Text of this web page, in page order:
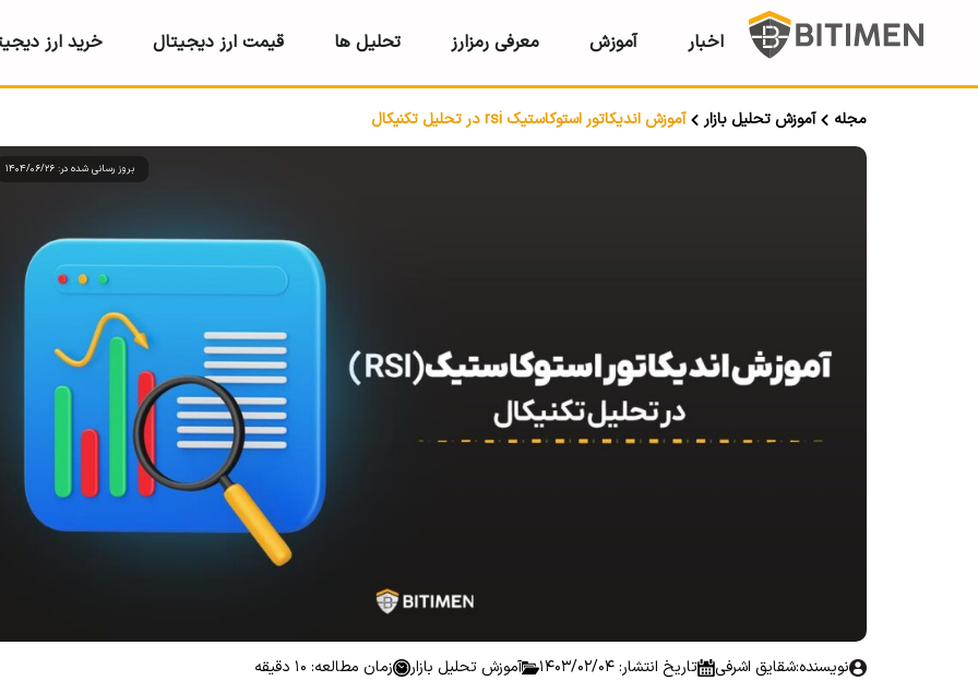
اخبار آموزش معرفی رمزارز تحلیل ها قیمت ارز دیجیتال خرید ارز
مجله آموزش تحلیل بازار آموزش اندیکاتور استوکاستیک rsi در تحلیل تکنیکال
بروز رسانی شده در: 1404/06/26
نویسنده:شقایق اشرفی تاریخ انتشار: 1403/02/04 آموزش تحلیل بازار زمان مطالعه: 10 دقیقه